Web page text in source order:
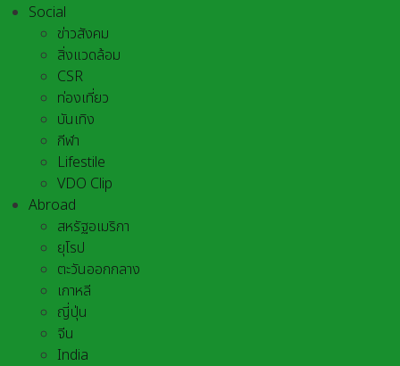
Social
ข่าวสังคม
สิ่งแวดล้อม
CSR
ท่องเที่ยว
บันเทิง
กีฬา
Lifestile
VDO Clip
Abroad
สหรัฐอเมริกา
ยุโรป
ตะวันออกกลาง
เกาหลี
ญี่ปุ่น
จีน
India